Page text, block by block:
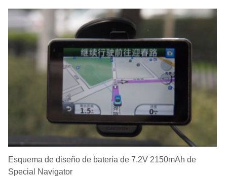
Esquema de diseño de batería de 7.2V 2150mAh de
Special Navigator